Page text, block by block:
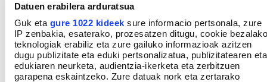
Datuen erabilera arduratsua
Guk eta gure 1022 kideek sure informacio pertsonala, zure
IP zenbakia, esaterako, prozesatzen ditugu, cookie bezalako
teknologiak erabiliz eta zure gailuko informazioak azitzen
dugu publizitate eta eduki pertsonalizatua, publizitatearen eta
edukiaren neurketa, audientzia-ikerketa eta zerbitzuen
garapena eskaintzeko. Zure datuak nork eta zertarako